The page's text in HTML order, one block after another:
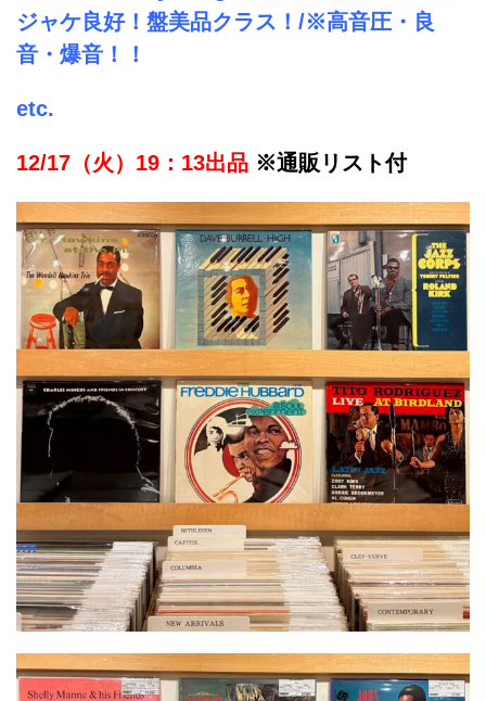
ジャケ良好！盤美品クラス！/※高音圧・良
音・爆音！！
etc.
12/17（火）19：13出品 ※通販リスト付